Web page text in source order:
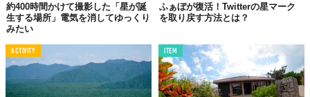
約400時間かけて撮影した「星が誕
生する場所」電気を消してゆっくり
みたい
ふぁぼが復活！Twitterの星マーク
を取り戻す方法とは？
ACTIVITY ITEM